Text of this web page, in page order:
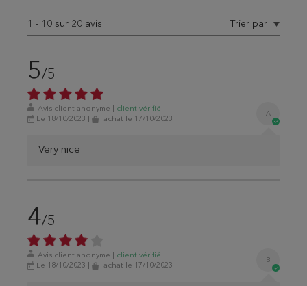
1 - 10 sur 20 avis Trier par
5/5
Avis client anonyme client vérifié
Le 18/10/2023
achat le 17/10/2023
A
Very nice
4/5
Avis client anonyme client vérifié
Le 18/10/2023
achat le 17/10/2023
B